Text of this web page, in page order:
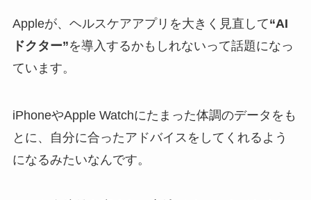
Appleが、ヘルスケアアプリを大きく見直して“AI
ドクター”を導入するかもしれないって話題になっ
ています。
iPhoneやApple Watchにたまった体調のデータをも
とに、自分に合ったアドバイスをしてくれるよう
になるみたいなんです。